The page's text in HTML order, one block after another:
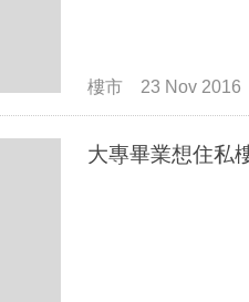
樓市 23 Nov 2016
大專畢業想住私